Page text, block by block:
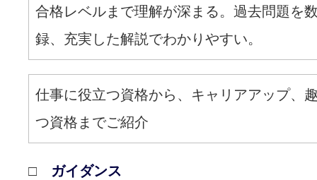
合格レベルまで理解が深まる。過去問題を
録、充実した解説でわかりやすい。
仕事に役立つ資格から、キャリアアップ、
つ資格までご紹介
□ ガイダンス